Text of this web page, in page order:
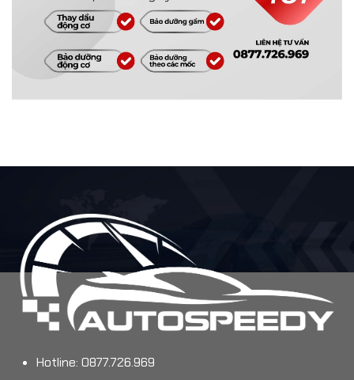
Hotline: 0877.726.969